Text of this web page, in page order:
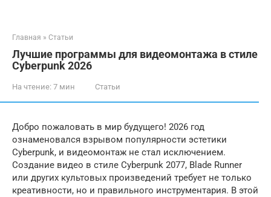
Главная » Статьи
Лучшие программы для видеомонтажа в стиле
Cyberpunk 2026
На чтение: 7 мин Статьи
Добро пожаловать в мир будущего! 2026 год
ознаменовался взрывом популярности эстетики
Cyberpunk, и видеомонтаж не стал исключением.
Создание видео в стиле Cyberpunk 2077, Blade Runner
или других культовых произведений требует не только
креативности, но и правильного инструментария. В этой